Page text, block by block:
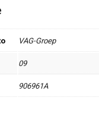
VAG-Groep
09
906961A